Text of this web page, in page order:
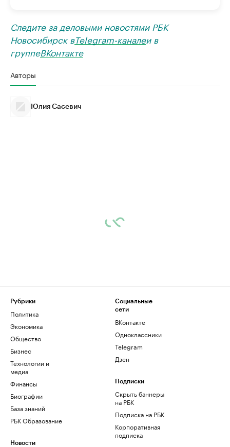
Следите за деловыми новостями РБК
Новосибирск вTelegram-каналеи в
группеВКонтакте
Авторы
Юлия Сасевич
Рубрики
Политика
Экономика
Общество
Бизнес
Технологии и
медиа
Финансы
Биографии
База знаний
РБК Образование
Новости
Социальные
сети
ВКонтакте
Одноклассники
Telegram
Дзен
Подписки
Скрыть баннеры
на РБК
Подписка на РБК
Корпоративная
подписка